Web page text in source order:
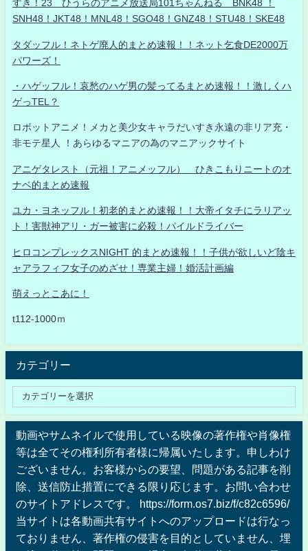
すき！23 ひうらのアニメ放送局101ちゃんねる BNK48 ！
SNH48！JKT48！MNL48！SGO48！GNZ48！STU48！SKE48
タダッフル！ネトゲ廃人的まとめ速報！！ネット乞食DE2000万
パワーズ！
・ハゲッフル！哀愁のハゲ男の髪ってるまとめ速報！！激しくハ
ゲっTEL？
ロボットアニメ！メカと美少女キャラだいすき永遠の非リア充・
非モテ星人 ！あらゆるマニアの為のマニアックサイト
アニゲタレスト（元祖！アニメッフル） ひきこもりニートのオ
ナベ的まとめ速報
ユカ・ヨネッフル！初老的まとめ速報！！大帝イタチにラリアッ
ト！害獣神アリ・ガー被害に必殺！パイルドライバー
ヒロコンプレックスNIGHT 的まとめ速報！！子供が欲しいど陰キ
ャアラフィフ女子のめざせ！専業主婦！婚活計画編
萌えっとこあに！
t112-1000ｍ
カテゴリー
動画やサムネイルで使用している映像の著作権や肖像権
等は全てその権利所有者様に帰属いたします。申しわけ
ございません。お客様からの要望、問題がある記事を削
除、送信防止措置にできる限り応じます。お問い合わせ
のサイトアドレスです。 https://form.os7.biz/f/c82c6596/
当サイトは各動画共有サイトへのアップロードは行なっ
ておりません、著作権の侵害を目的としていません、埋